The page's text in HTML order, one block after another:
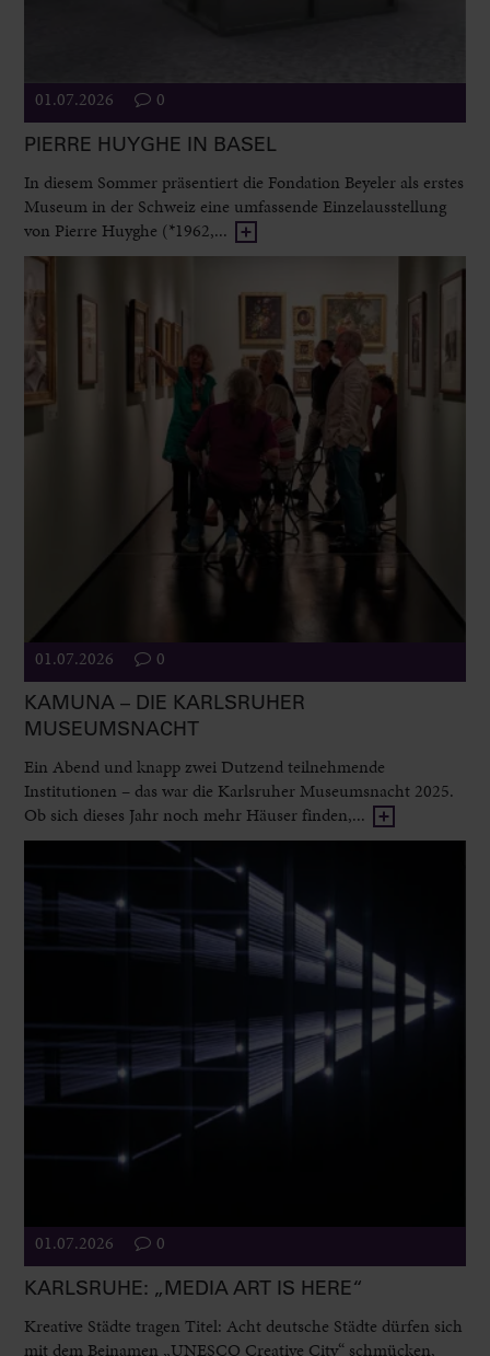
01.07.2026 0
PIERRE HUYGHE IN BASEL
In diesem Sommer präsentiert die Fondation Beyeler als erstes
Museum in der Schweiz eine umfassende Einzelausstellung
von Pierre Huyghe (*1962,...
01.07.2026 0
KAMUNA – DIE KARLSRUHER
MUSEUMSNACHT
Ein Abend und knapp zwei Dutzend teilnehmende
Institutionen – das war die Karlsruher Museumsnacht 2025.
Ob sich dieses Jahr noch mehr Häuser finden,...
01.07.2026 0
KARLSRUHE: „MEDIA ART IS HERE“
Kreative Städte tragen Titel: Acht deutsche Städte dürfen sich
mit dem Beinamen „UNESCO Creative City“ schmücken,